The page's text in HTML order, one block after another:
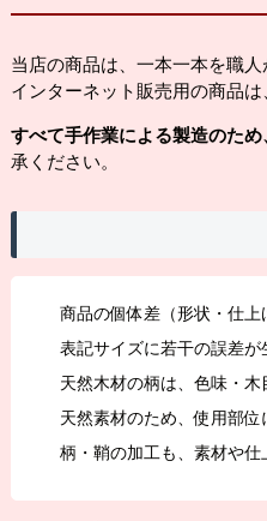
当店の商品は、一本一本を職
インターネット販売用の商品
すべて手作業による製造のた
承ください。
商品の個体差（形状・仕上
表記サイズに若干の誤差が
天然木材の柄は、色味・
天然素材のため、使用部
柄・鞘の加工も、素材や